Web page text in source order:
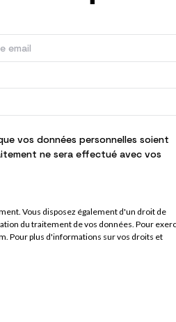
vos données personnelles soient
ne sera effectué avec vos
Vous disposez également d'un droit de
du traitement de vos données. Pour
Pour plus d'informations sur vos droits et